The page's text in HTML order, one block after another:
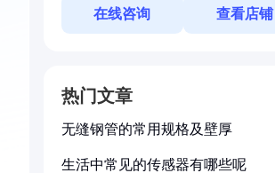
在线咨询 查看店铺
热门文章
无缝钢管的常用规格及壁厚
生活中常见的传感器有哪些呢